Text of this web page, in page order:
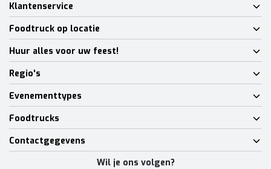
Klantenservice
Foodtruck op locatie
Huur alles voor uw feest!
Regio's
Evenementtypes
Foodtrucks
Contactgegevens
Wil je ons volgen?